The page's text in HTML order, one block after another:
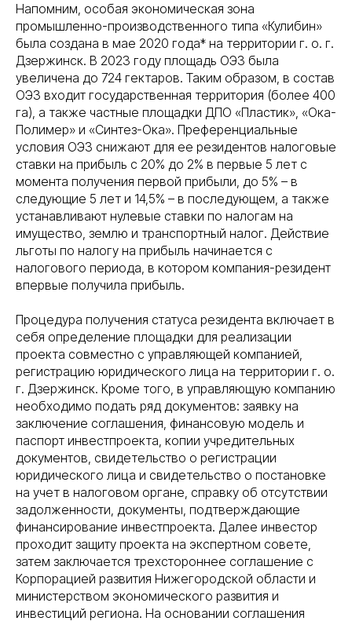
Напомним, особая экономическая зона
промышленно-производственного типа «Кулибин»
была создана в мае 2020 года* на территории г. о. г.
Дзержинск. В 2023 году площадь ОЭЗ была
увеличена до 724 гектаров. Таким образом, в состав
ОЭЗ входит государственная территория (более 400
га), а также частные площадки ДПО «Пластик», «Ока-
Полимер» и «Синтез-Ока». Преференциальные
условия ОЭЗ снижают для ее резидентов налоговые
ставки на прибыль с 20% до 2% в первые 5 лет с
момента получения первой прибыли, до 5% – в
следующие 5 лет и 14,5% – в последующем, а также
устанавливают нулевые ставки по налогам на
имущество, землю и транспортный налог. Действие
льготы по налогу на прибыль начинается с
налогового периода, в котором компания-резидент
впервые получила прибыль.
Процедура получения статуса резидента включает в
себя определение площадки для реализации
проекта совместно с управляющей компанией,
регистрацию юридического лица на территории г. о.
г. Дзержинск. Кроме того, в управляющую компанию
необходимо подать ряд документов: заявку на
заключение соглашения, финансовую модель и
паспорт инвестпроекта, копии учредительных
документов, свидетельство о регистрации
юридического лица и свидетельство о постановке
на учет в налоговом органе, справку об отсутствии
задолженности, документы, подтверждающие
финансирование инвестпроекта. Далее инвестор
проходит защиту проекта на экспертном совете,
затем заключается трехстороннее соглашение с
Корпорацией развития Нижегородской области и
министерством экономического развития и
инвестиций региона. На основании соглашения